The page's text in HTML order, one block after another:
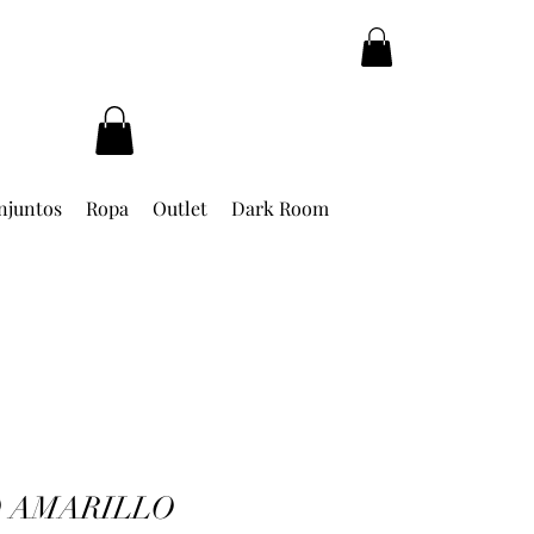
Ropa Outlet Dark Room